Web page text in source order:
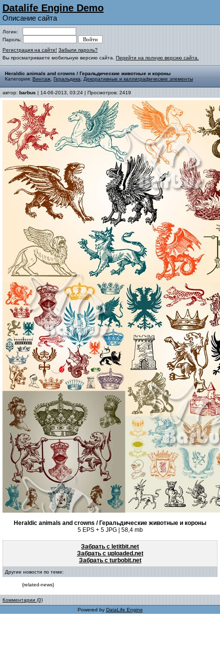
Datalife Engine Demo
Описание сайта
Логин:
Пароль:
Регистрация на сайте! Забыли пароль?
Вы просматриваете мобильную версию сайта. Перейти на полную версию сайта.
Heraldic animals and crowns / Геральдические животные и короны
Категория: Винтаж Геральдика Декоративные и каллиграфические элементы
автор: barbus | 14-06-2013, 03:24 | Просмотров: 2419
Heraldic animals and crowns / Геральдические животные и короны
5 EPS + 5 JPG | 58,4 mb
Забрать с letitbit.net
Забрать с uploaded.net
Забрать с turbobit.net
Другие новости по теме:
{related-news}
Комментарии (0)
Powered by DataLife Engine